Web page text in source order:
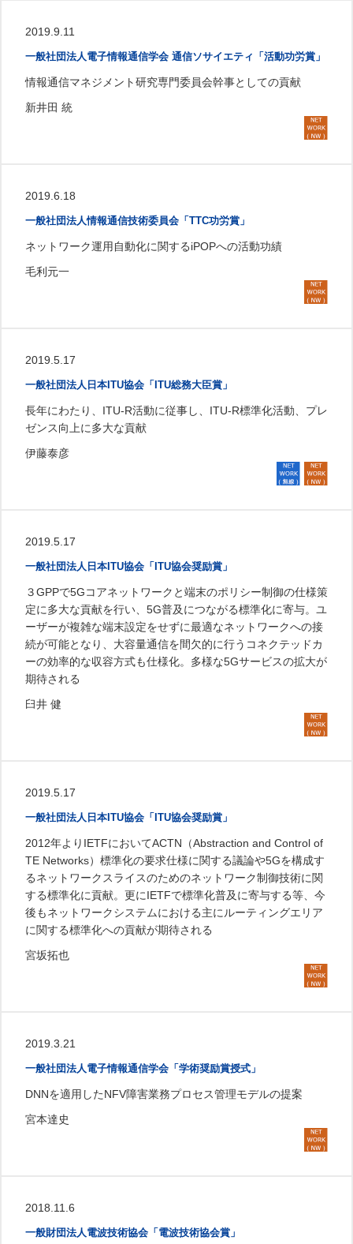
2019.9.11
一般社団法人電子情報通信学会 通信ソサイエティ「活動功労賞」
情報通信マネジメント研究専門委員会幹事としての貢献
新井田 統
2019.6.18
一般社団法人情報通信技術委員会「TTC功労賞」
ネットワーク運用自動化に関するiPOPへの活動功績
毛利元一
2019.5.17
一般社団法人日本ITU協会「ITU総務大臣賞」
長年にわたり、ITU-R活動に従事し、ITU-R標準化活動、プレ
ゼンス向上に多大な貢献
伊藤泰彦
2019.5.17
一般社団法人日本ITU協会「ITU協会奨励賞」
３GPPで5Gコアネットワークと端末のポリシー制御の仕様策
定に多大な貢献を行い、5G普及につながる標準化に寄与。ユ
ーザーが複雑な端末設定をせずに最適なネットワークへの接
続が可能となり、大容量通信を間欠的に行うコネクテッドカ
ーの効率的な収容方式も仕様化。多様な5Gサービスの拡大が
期待される
臼井 健
2019.5.17
一般社団法人日本ITU協会「ITU協会奨励賞」
2012年よりIETFにおいてACTN（Abstraction and Control of
TE Networks）標準化の要求仕様に関する議論や5Gを構成す
るネットワークスライスのためのネットワーク制御技術に関
する標準化に貢献。更にIETFで標準化普及に寄与する等、今
後もネットワークシステムにおける主にルーティングエリア
に関する標準化への貢献が期待される
宮坂拓也
2019.3.21
一般社団法人電子情報通信学会「学術奨励賞授式」
DNNを適用したNFV障害業務プロセス管理モデルの提案
宮本達史
2018.11.6
一般財団法人電波技術協会「電波技術協会賞」